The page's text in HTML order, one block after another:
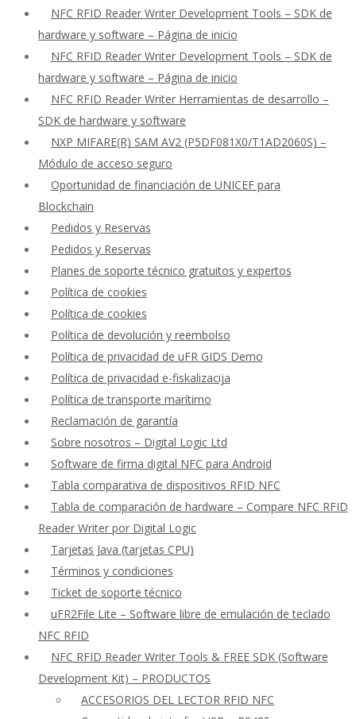
NFC RFID Reader Writer Development Tools – SDK de
hardware y software – Página de inicio
NFC RFID Reader Writer Development Tools – SDK de
hardware y software – Página de inicio
NFC RFID Reader Writer Herramientas de desarrollo –
SDK de hardware y software
NXP MIFARE(R) SAM AV2 (P5DF081X0/T1AD2060S) –
Módulo de acceso seguro
Oportunidad de financiación de UNICEF para
Blockchain
Pedidos y Reservas
Pedidos y Reservas
Planes de soporte técnico gratuitos y expertos
Política de cookies
Política de cookies
Política de devolución y reembolso
Política de privacidad de uFR GIDS Demo
Política de privacidad e-fiskalizacija
Política de transporte marítimo
Reclamación de garantía
Sobre nosotros – Digital Logic Ltd
Software de firma digital NFC para Android
Tabla comparativa de dispositivos RFID NFC
Tabla de comparación de hardware – Compare NFC RFID
Reader Writer por Digital Logic
Tarjetas Java (tarjetas CPU)
Términos y condiciones
Ticket de soporte técnico
uFR2File Lite – Software libre de emulación de teclado
NFC RFID
NFC RFID Reader Writer Tools & FREE SDK (Software
Development Kit) – PRODUCTOS
ACCESORIOS DEL LECTOR RFID NFC